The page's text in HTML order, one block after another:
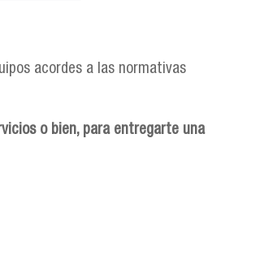
acordes a las normativas
o bien, para entregarte una